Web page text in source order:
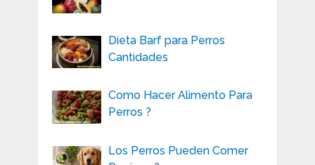
Dieta Barf para Perros
Cantidades
Como Hacer Alimento Para
Perros ?
Los Perros Pueden Comer